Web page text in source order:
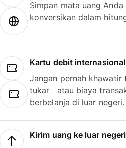
Simpan mata uang
konversikan dalam
Kartu debit internasional
Jangan pernah khawatir
tukar atau biaya
berbelanja di luar negeri.
Kirim uang ke luar